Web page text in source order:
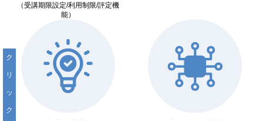
（受講期限設定/利用制限/評定機
能）
ク
リ
ッ
ク